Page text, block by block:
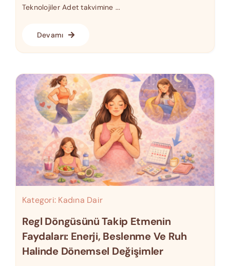
Teknolojiler Adet takvimine ...
Devamı
Kategori: Kadına Dair
Regl Döngüsünü Takip Etmenin
Faydaları: Enerji, Beslenme Ve Ruh
Halinde Dönemsel Değişimler